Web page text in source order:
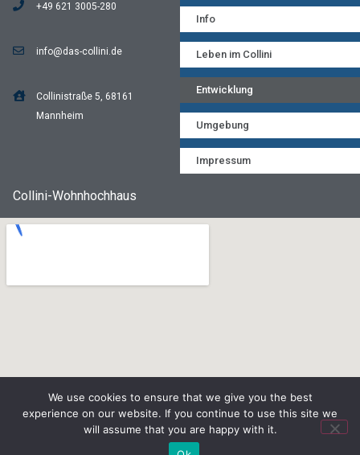
+49 621 3005-280
info@das-collini.de
Collinistraße 5, 68161
Mannheim
Info
Leben im Collini
Entwicklung
Umgebung
Impressum
Collini-Wohnhochhaus
We use cookies to ensure that we give you the best
experience on our website. If you continue to use this site we
will assume that you are happy with it.